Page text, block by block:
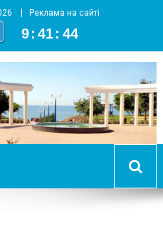
Реклама на сайті
9 : 41 : 45
города Южный